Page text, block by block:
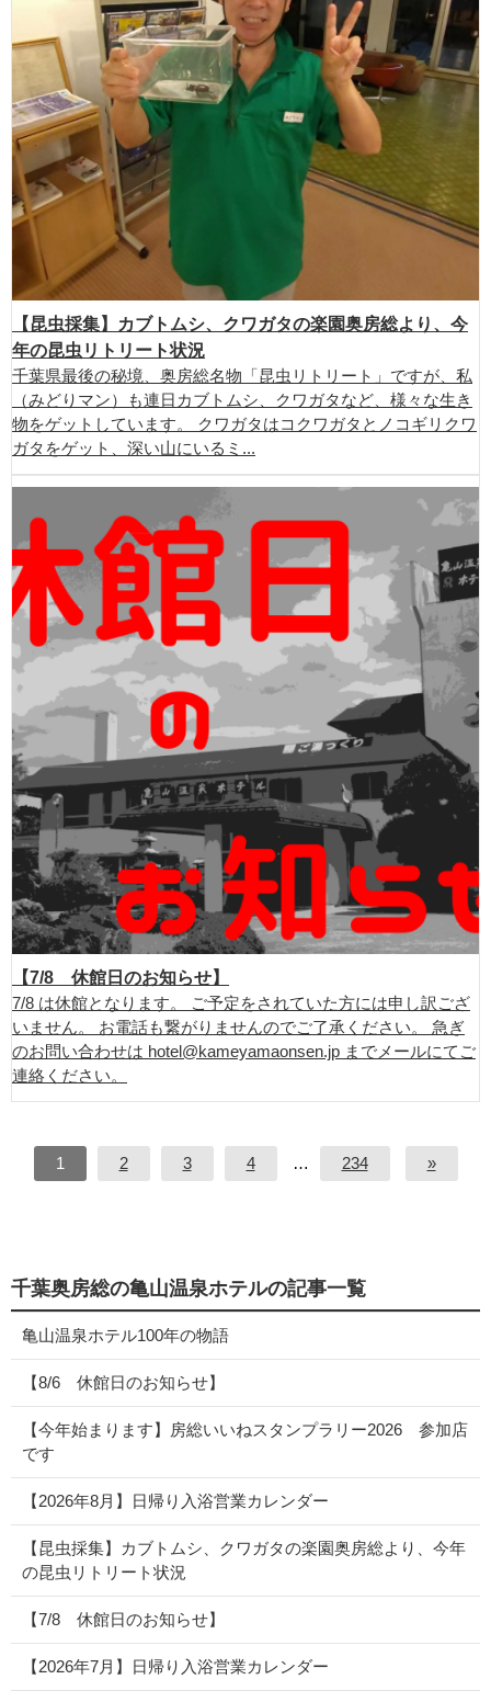
【昆虫採集】カブトムシ、クワガタの楽園奥房総より、今
年の昆虫リトリート状況
千葉県最後の秘境、奥房総名物「昆虫リトリート」ですが、私
（みどりマン）も連日カブトムシ、クワガタなど、様々な生き
物をゲットしています。 クワガタはコクワガタとノコギリクワ
ガタをゲット、深い山にいるミ...
【7/8 休館日のお知らせ】
7/8 は休館となります。 ご予定をされていた方には申し訳ござ
いません。 お電話も繋がりませんのでご了承ください。 急ぎ
のお問い合わせは hotel@kameyamaonsen.jp までメールにてご
連絡ください。
1 2 3 4 … 234 »
千葉奥房総の亀山温泉ホテルの記事一覧
亀山温泉ホテル100年の物語
【8/6 休館日のお知らせ】
【今年始まります】房総いいねスタンプラリー2026 参加店
です
【2026年8月】日帰り入浴営業カレンダー
【昆虫採集】カブトムシ、クワガタの楽園奥房総より、今年
の昆虫リトリート状況
【7/8 休館日のお知らせ】
【2026年7月】日帰り入浴営業カレンダー